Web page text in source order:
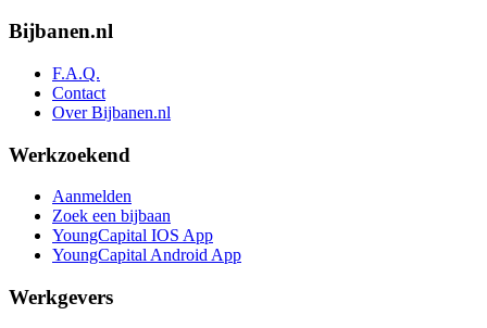
Bijbanen.nl
F.A.Q.
Contact
Over Bijbanen.nl
Werkzoekend
Aanmelden
Zoek een bijbaan
YoungCapital IOS App
YoungCapital Android App
Werkgevers